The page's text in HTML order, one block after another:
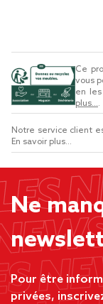
Ce
vous
en les
plus....
Notre service client
En savoir plus...
Ne
Pour être
privées,